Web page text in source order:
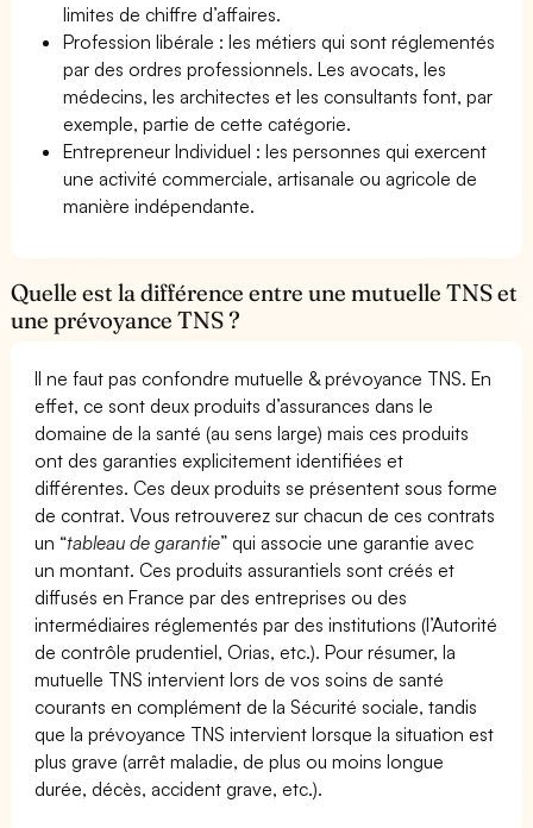
limites de chiffre d’affaires.
Profession libérale : les métiers qui sont réglementés
par des ordres professionnels. Les avocats, les
médecins, les architectes et les consultants font, par
exemple, partie de cette catégorie.
Entrepreneur Individuel : les personnes qui exercent
une activité commerciale, artisanale ou agricole de
manière indépendante.
Quelle est la différence entre une mutuelle TNS et
une prévoyance TNS ?
Il ne faut pas confondre mutuelle & prévoyance TNS. En
effet, ce sont deux produits d’assurances dans le
domaine de la santé (au sens large) mais ces produits
ont des garanties explicitement identifiées et
différentes. Ces deux produits se présentent sous forme
de contrat. Vous retrouverez sur chacun de ces contrats
un “tableau de garantie” qui associe une garantie avec
un montant. Ces produits assurantiels sont créés et
diffusés en France par des entreprises ou des
intermédiaires réglementés par des institutions (l’Autorité
de contrôle prudentiel, Orias, etc.). Pour résumer, la
mutuelle TNS intervient lors de vos soins de santé
courants en complément de la Sécurité sociale, tandis
que la prévoyance TNS intervient lorsque la situation est
plus grave (arrêt maladie, de plus ou moins longue
durée, décès, accident grave, etc.).